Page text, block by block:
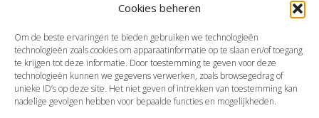
Cookies beheren
Om de beste ervaringen te bieden gebruiken we technologieën
technologieën zoals cookies om apparaatinformatie op te slaan en/of toegang
te krijgen tot deze informatie. Door toestemming te geven voor deze
technologieën kunnen we gegevens verwerken, zoals browsegedrag of
unieke ID’s op deze site. Het niet geven of intrekken van toestemming kan
nadelige gevolgen hebben voor bepaalde functies en mogelijkheden.
Bron:Ministerie van Financiën | wetsvoorstel | 2024-0000320019 | 15-
Vorige Volgende